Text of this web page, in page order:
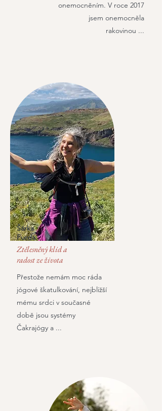
onemocněním. V roce 2017
jsem onemocněla
rakovinou ...
Šárka
Furda
Ztělesněný klid a
radost ze života
Přestože nemám moc ráda
jógové škatulkování, nejbližší
mému srdci v současné
době jsou systémy
Čakrajógy a ...